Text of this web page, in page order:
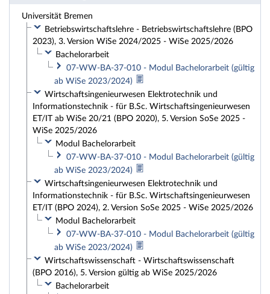
Universität Bremen
Betriebswirtschaftslehre - Betriebswirtschaftslehre (BPO
2023), 3. Version WiSe 2024/2025 - WiSe 2025/2026
Bachelorarbeit
07-WW-BA-37-010 - Modul Bachelorarbeit (gültig
ab WiSe 2023/2024)
Wirtschaftsingenieurwesen Elektrotechnik und
Informationstechnik - für B.Sc. Wirtschaftsingenieurwesen
ET/IT ab WiSe 20/21 (BPO 2020), 5. Version SoSe 2025 -
WiSe 2025/2026
Modul Bachelorarbeit
07-WW-BA-37-010 - Modul Bachelorarbeit (gültig
ab WiSe 2023/2024)
Wirtschaftsingenieurwesen Elektrotechnik und
Informationstechnik - für B.Sc. Wirtschaftsingenieurwesen
ET/IT (BPO 2024), 2. Version SoSe 2025 - WiSe 2025/2026
Modul Bachelorarbeit
07-WW-BA-37-010 - Modul Bachelorarbeit (gültig
ab WiSe 2023/2024)
Wirtschaftswissenschaft - Wirtschaftswissenschaft
(BPO 2016), 5. Version gültig ab WiSe 2025/2026
Bachelorarbeit